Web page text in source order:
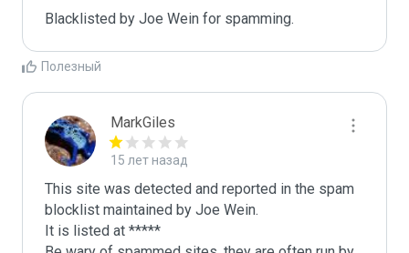
Blacklisted by Joe Wein for spamming.
Полезный
MarkGiles
15 лет назад
This site was detected and reported in the spam
blocklist maintained by Joe Wein.
It is listed at *****